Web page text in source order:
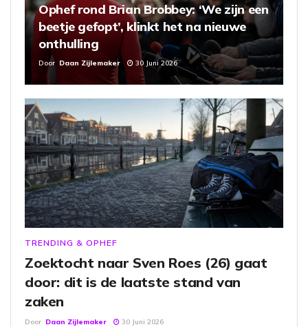
Ophef rond Brian Brobbey: ‘We zijn een
beetje gefopt’, klinkt het na nieuwe
onthulling
Door Daan Zijlemaker 30 Juni 2026
TRENDING & OPHEF
Zoektocht naar Sven Roes (26) gaat
door: dit is de laatste stand van
zaken
Door Daan Zijlemaker 30 Juni 2026